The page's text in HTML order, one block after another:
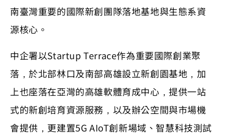
南臺灣重要的國際新創團隊落地基地與生態系資
源核心。
中企署以Startup Terrace作為重要國際創業聚
落，於北部林口及南部高雄設立新創園基地，加
上也座落在亞灣的高雄軟體育成中心，提供一站
式的新創培育資源服務，以及辦公空間與市場機
會提供，更建置5G AIoT創新場域、智慧科技測試